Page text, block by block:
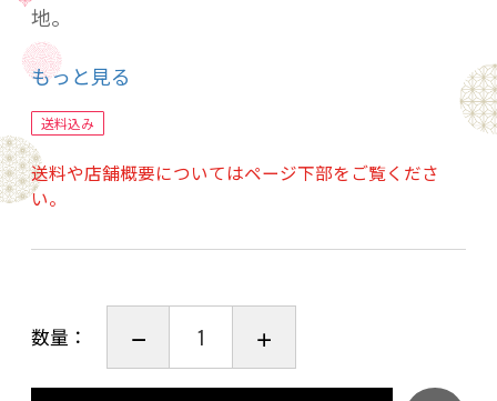
地。
京都の上絵絵具と金で描いた作品です。
2羽の雀が「浮き彫り技法」で作られているのが
特徴的です。
京焼・清水焼は全て手作り 手描きのため、形や
※日本の京都で、古くから伝わる伝統工芸の技
もっと見る
送料込み
送料や店舗概要についてはページ下部をご覧くださ
い。
数量：